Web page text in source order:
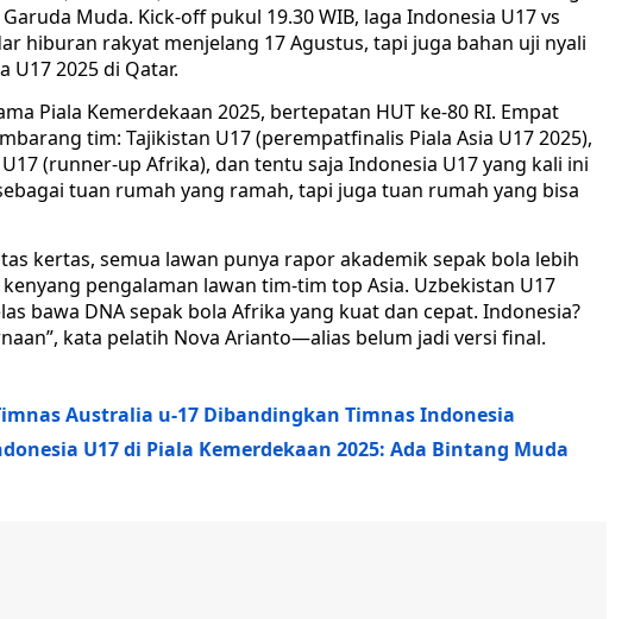
Muda. Kick-off pukul 19.30 WIB, laga Indonesia U17 vs
hiburan rakyat menjelang 17 Agustus, tapi juga bahan uji nyali
U17 2025 di Qatar.
Piala Kemerdekaan 2025, bertepatan HUT ke-80 RI. Empat
tim: Tajikistan U17 (perempatfinalis Piala Asia U17 2025),
(runner-up Afrika), dan tentu saja Indonesia U17 yang kali ini
tuan rumah yang ramah, tapi juga tuan rumah yang bisa
kertas, semua lawan punya rapor akademik sepak bola lebih
pengalaman lawan tim-tim top Asia. Uzbekistan U17
bawa DNA sepak bola Afrika yang kuat dan cepat. Indonesia?
kata pelatih Nova Arianto—alias belum jadi versi final.
Australia u-17 Dibandingkan Timnas Indonesia
U17 di Piala Kemerdekaan 2025: Ada Bintang Muda